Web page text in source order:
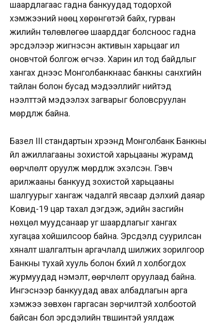
шаардлагаас гадна банкуудад тодорхой
хэмжээний нөөц хөрөнгөтэй байх, гурван
жилийн төлөвлөгөө шаарддаг болсноос гадна
эрсдэлээр жигнэсэн активын харьцааг илүү
оновчтой болгож өгчээ. Харин ил тод байдлыг
хангах үүднээс Монголбанкнаас банкны санхүүгийн
тайлан болон бусад мэдээллийг нийтэд
нээлттэй мэдээлэх загварыг боловсруулан
мөрдүүлж байна.
Базел III стандартын хүрээнд Монголбанк Банкны
үйл ажиллагааны зохистой харьцааны журамд
өөрчлөлт оруулж мөрдүүлж эхэлсэн. Гэвч
арилжааны банкууд зохистой харьцааны
шалгуурыг хангаж чадалгүй явсаар дэлхий даяар
Ковид-19 цар тахал дэгдэж, эдийн засгийн
нөхцөл муудсанаар уг шаардлагыг хангах
хугацаа хойшилсоор байна. Эрсдэлд суурилсан
хяналт шалгалтын аргачлалд шилжих зорилгоор
Банкны тухай хууль болон бүхий л холбогдох
журмуудад нэмэлт, өөрчлөлт оруулаад байна.
Ингэснээр банкуудад авах албадлагын арга
хэмжээ зөвхөн гаргасан зөрчилтэй холбоотой
байсан бол эрсдэлийн түвшинтэй уялдаж